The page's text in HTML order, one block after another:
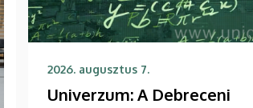
2026. augusztus 7.
Univerzum: A Debreceni